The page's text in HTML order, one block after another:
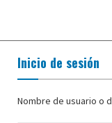
Inicio de sesión
Nombre de usuario o